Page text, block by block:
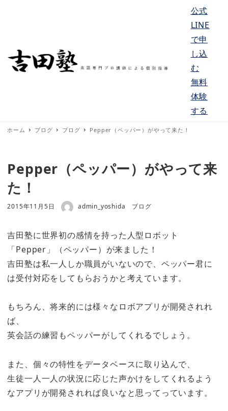
公式
LINE
で申
し込
む
無料
体験
する
ホーム ブログ ブログ Pepper（ペッパー）がやって来た！
Pepper（ペッパー）がやって来
た！
投稿日
2015年11月5日 著者 admin_yoshida カテゴリー
ブログ
吉田塾に世界初の感情を持った人型ロボット
「Pepper」（ペッパー）が来ました！
吉田塾は私一人しか職員がいないので、ペッパー君に
は受付対応をしてもらおうかと考えています。
もちろん、将来的には様々なロボアプリが開発されれ
ば、
英会話の練習もペッパーがしてくれるでしょう。
また、個々の特性をデータベースに取り込んで、
生徒一人一人の状況に応じた声かけをしてくれるよう
なアプリが開発されれば良いなと思ってっています。